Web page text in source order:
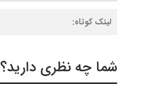
لینک کوتاه:
شما چه نظری دارید؟